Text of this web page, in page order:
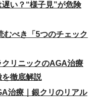
い？“様子見”が危険
べき「5つのチェック
クリニックのAGA治療
を徹底解説
治療｜銀クリのリアル